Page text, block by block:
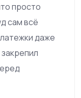
просто
сам всё
даже